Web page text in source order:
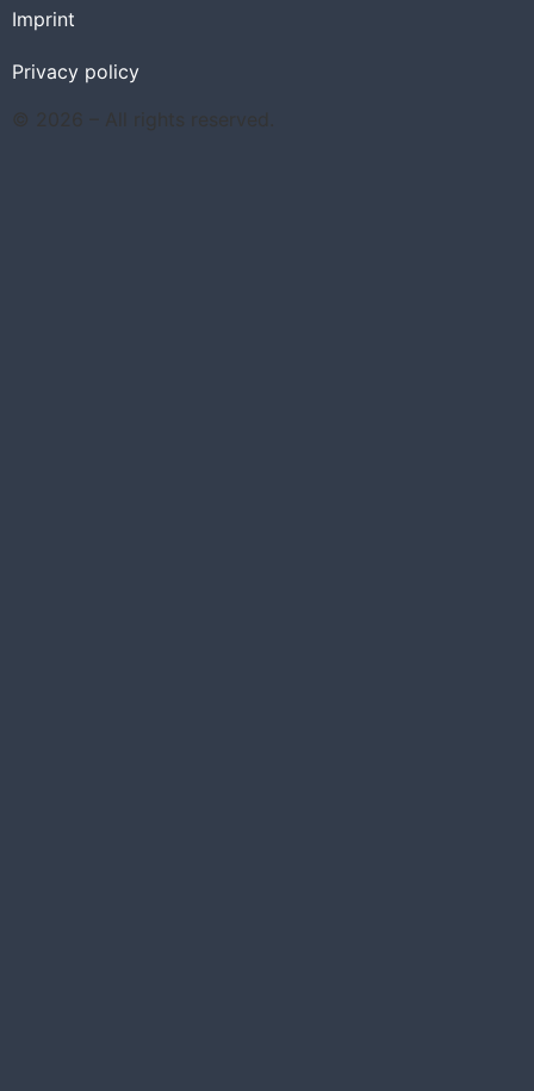
© 2026 – All rights reserved.
Privacy policy
Imprint